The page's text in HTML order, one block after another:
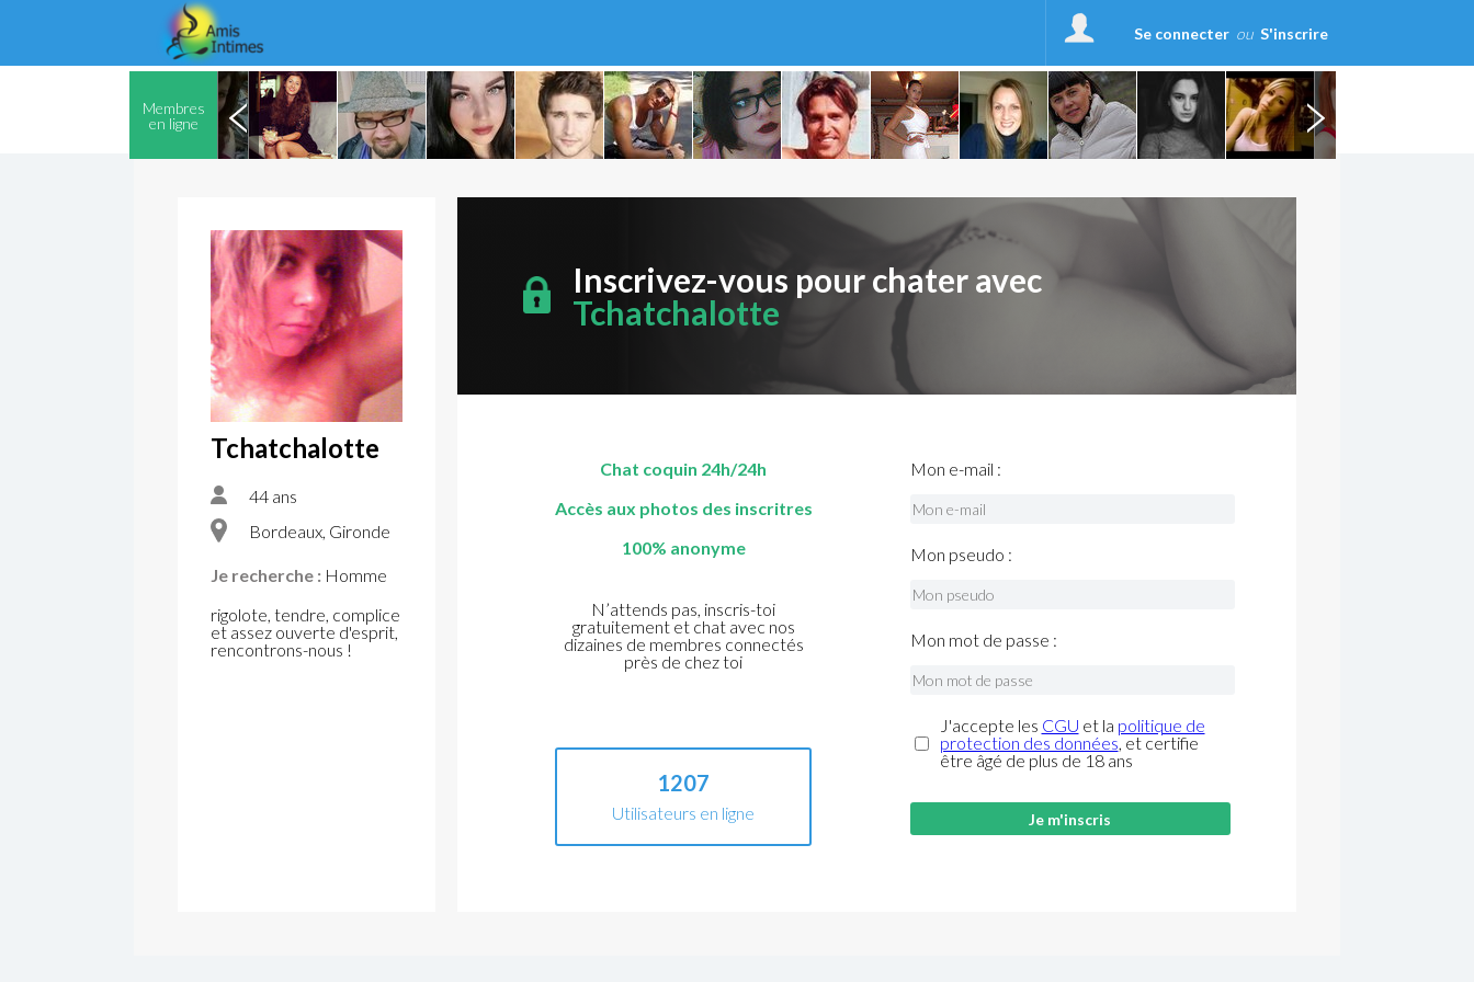
Se connecter ou S'inscrire
Membres
en ligne
Tchatchalotte
44 ans
Bordeaux, Gironde
Je recherche : Homme
rigolote, tendre, complice
et assez ouverte d'esprit,
rencontrons-nous !
Inscrivez-vous pour chater avec
Tchatchalotte
Chat coquin 24h/24h
Accès aux photos des inscritres
100% anonyme
N’attends pas, inscris-toi
gratuitement et chat avec nos
dizaines de membres connectés
près de chez toi
1207
Utilisateurs en ligne
Mon e-mail :
Mon pseudo :
Mon mot de passe :
J'accepte les CGU et la politique de
protection des données, et certifie
être âgé de plus de 18 ans